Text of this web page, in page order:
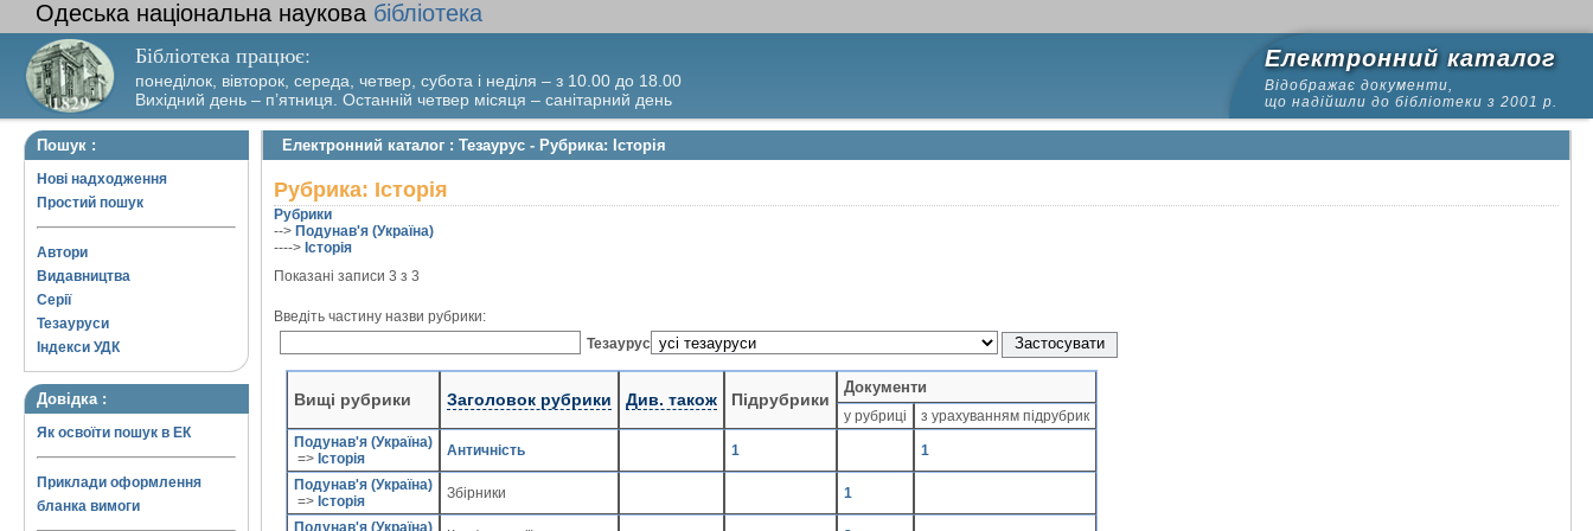
Одеська національна наукова бібліотека
Бібліотека працює:
понеділок, вівторок, середа, четвер, субота і неділя – з 10.00 до 18.00
Вихідний день – п’ятниця. Останній четвер місяця – санітарний день
Електронний каталог
Відображає документи,
що надійшли до бібліотеки з 2001 р.
Пошук :
Нові надходження
Простий пошук
Автори
Видавництва
Серії
Тезауруси
Індекси УДК
Довідка :
Як освоїти пошук в ЕК
Приклади оформлення
бланка вимоги
Електронний каталог : Тезаурус - Рубрика: Історія
Рубрика: Історія
Рубрики
--> Подунав'я (Україна)
----> Історія
Показані записи 3 з 3
Введіть частину назви рубрики:
Тезаурус
Вищі рубрики Заголовок рубрики Див. також Підрубрики
Документи
у рубриці
з урахуванням підрубрик
Подунав'я (Україна)
=> Історія Античність 1 1
Подунав'я (Україна)
=> Історія Збірники 1
Подунав'я (Україна)